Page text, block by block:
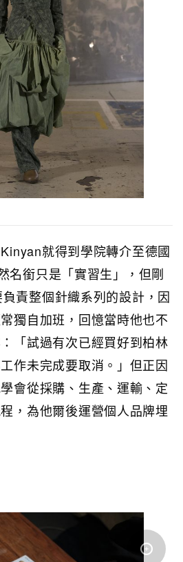
就得到學院轉介至德國
名銜只是「實習生」，但剛
責整個針織系列的設計，因
獨自加班，回憶當時他也不
「試過有次已經買好到柏林
作未完成要取消。」但正因
會從採購、生產、運輸、定
，為他爾後運營個人品牌埋